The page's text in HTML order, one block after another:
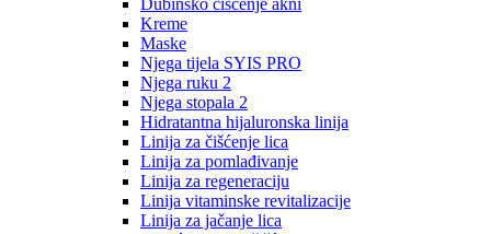
Dubinsko čišćenje akni
Kreme
Maske
Njega tijela SYIS PRO
Njega ruku 2
Njega stopala 2
Hidratantna hijaluronska linija
Linija za čišćenje lica
Linija za pomlađivanje
Linija za regeneraciju
Linija vitaminske revitalizacije
Linija za jačanje lica